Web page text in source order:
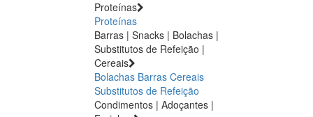
Proteínas
Proteínas
Barras | Snacks | Bolachas |
Substitutos de Refeição |
Cereais
Bolachas Barras Cereais
Substitutos de Refeição
Condimentos | Adoçantes |